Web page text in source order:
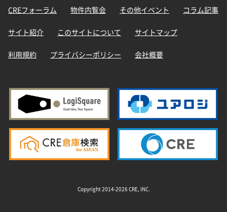
CREフォーラム 物件内覧会 その他イベント コラム記事
サイト紹介 このサイトについて サイトマップ
利用規約 プライバシーポリシー 会社概要
Copyright 2014-2026 CRE, INC.